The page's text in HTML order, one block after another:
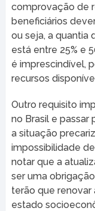
comprovação de
beneficiários
ou seja, a quantia
está entre 25% e
é imprescindível,
recursos
Outro requisito
no Brasil e passar
a situação
impossibilidade
notar que a
ser uma
terão que renovar
estado